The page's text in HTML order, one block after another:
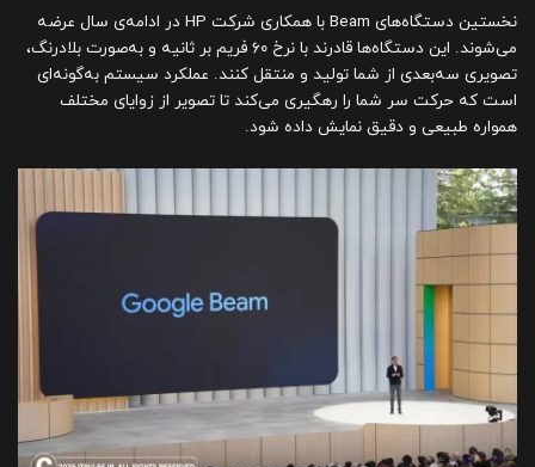
نخستین دستگاه‌های Beam با همکاری شرکت HP در ادامه‌ی سال عرضه
می‌شوند. این دستگاه‌ها قادرند با نرخ ۶۰ فریم بر ثانیه و به‌صورت بلادرنگ،
تصویری سه‌بعدی از شما تولید و منتقل کنند. عملکرد سیستم به‌گونه‌ای
است که حرکت سر شما را رهگیری می‌کند تا تصویر از زوایای مختلف
همواره طبیعی و دقیق نمایش داده شود.